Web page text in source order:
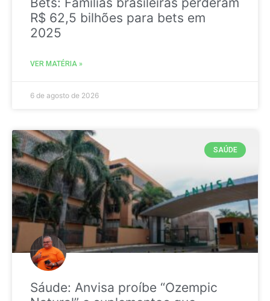
R$ 62,5 bilhões para bets em
2025
VER MATÉRIA »
6 de agosto de 2026
SAÚDE
Sáude: Anvisa proíbe “Ozempic